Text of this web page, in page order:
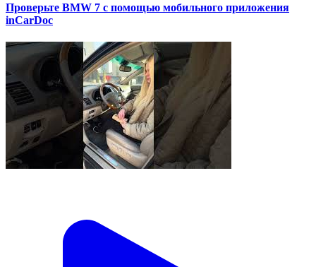
Проверьте BMW 7 с помощью мобильного приложения
inCarDoc